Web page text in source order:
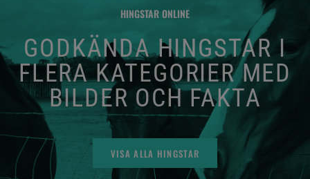
HINGSTAR ONLINE
GODKÄNDA HINGSTAR I
FLERA KATEGORIER MED
BILDER OCH FAKTA
VISA ALLA HINGSTAR